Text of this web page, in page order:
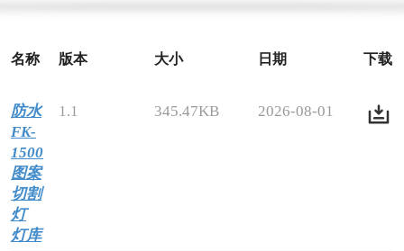
名称 版本 大小 日期 下载
防水
FK-
1500
图案
切割
灯
灯库
1.1 345.47KB 2026-08-01